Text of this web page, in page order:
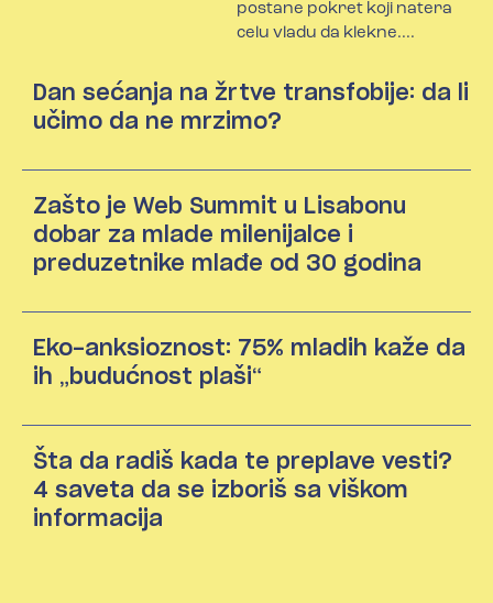
postane pokret koji natera
celu vladu da klekne....
Dan sećanja na žrtve transfobije: da li
učimo da ne mrzimo?
Zašto je Web Summit u Lisabonu
dobar za mlade milenijalce i
preduzetnike mlađe od 30 godina
Eko-anksioznost: 75% mladih kaže da
ih „budućnost plaši“
Šta da radiš kada te preplave vesti?
4 saveta da se izboriš sa viškom
informacija